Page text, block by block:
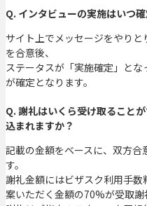
Q. インタビューの実施はいつ
サイト上でメッセージをやり
を合意後、
ステータスが「実施確定」と
が確定となります。
Q. 謝礼はいくら受け取ること
込まれますか？
記載の金額をベースに、双方
す。
謝礼金額にはビザスク利用手
案いただく金額の70%が受取謝